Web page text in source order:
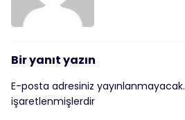
Bir yanıt yazın
E-posta adresiniz yayınlanmayacak.
işaretlenmişlerdir